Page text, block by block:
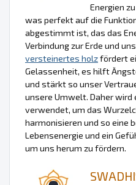
Energien
was perfekt auf die
abgestimmt ist, das das
Verbindung zur Erde und
versteinertes holzfördert
Gelassenheit, es hilft
und stärkt so unser
unsere Umwelt. Daher
verwendet, um das
harmonisieren und so eine
Lebensenergie und ein
um uns herum zu fördern.